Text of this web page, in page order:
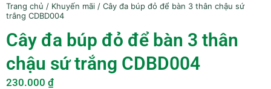
Trang chủ / Khuyến mãi / Cây đa búp đỏ để bàn 3 thân chậu sứ
trắng CDBD004
Cây đa búp đỏ để bàn 3 thân
chậu sứ trắng CDBD004
230.000 ₫